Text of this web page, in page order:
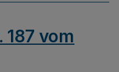
187 vom